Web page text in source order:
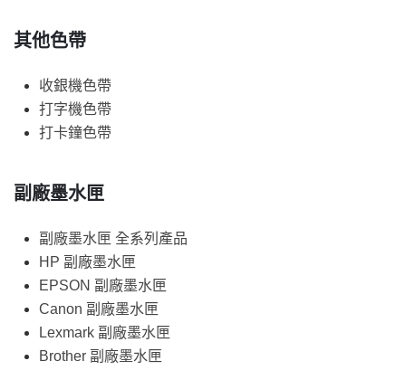
其他色帶
收銀機色帶
打字機色帶
打卡鐘色帶
副廠墨水匣
副廠墨水匣 全系列產品
HP 副廠墨水匣
EPSON 副廠墨水匣
Canon 副廠墨水匣
Lexmark 副廠墨水匣
Brother 副廠墨水匣